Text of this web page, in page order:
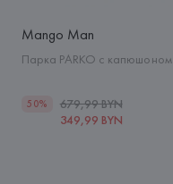
Mango Man
Парка PARKO с капюшоном
50%
679,99 BYN
349,99 BYN